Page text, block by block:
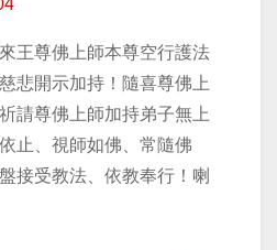
王尊佛上師本尊空行護法
悲開示加持！隨喜尊佛上
請尊佛上師加持弟子無上
止、視師如佛、常隨佛
接受教法、依教奉行！喇